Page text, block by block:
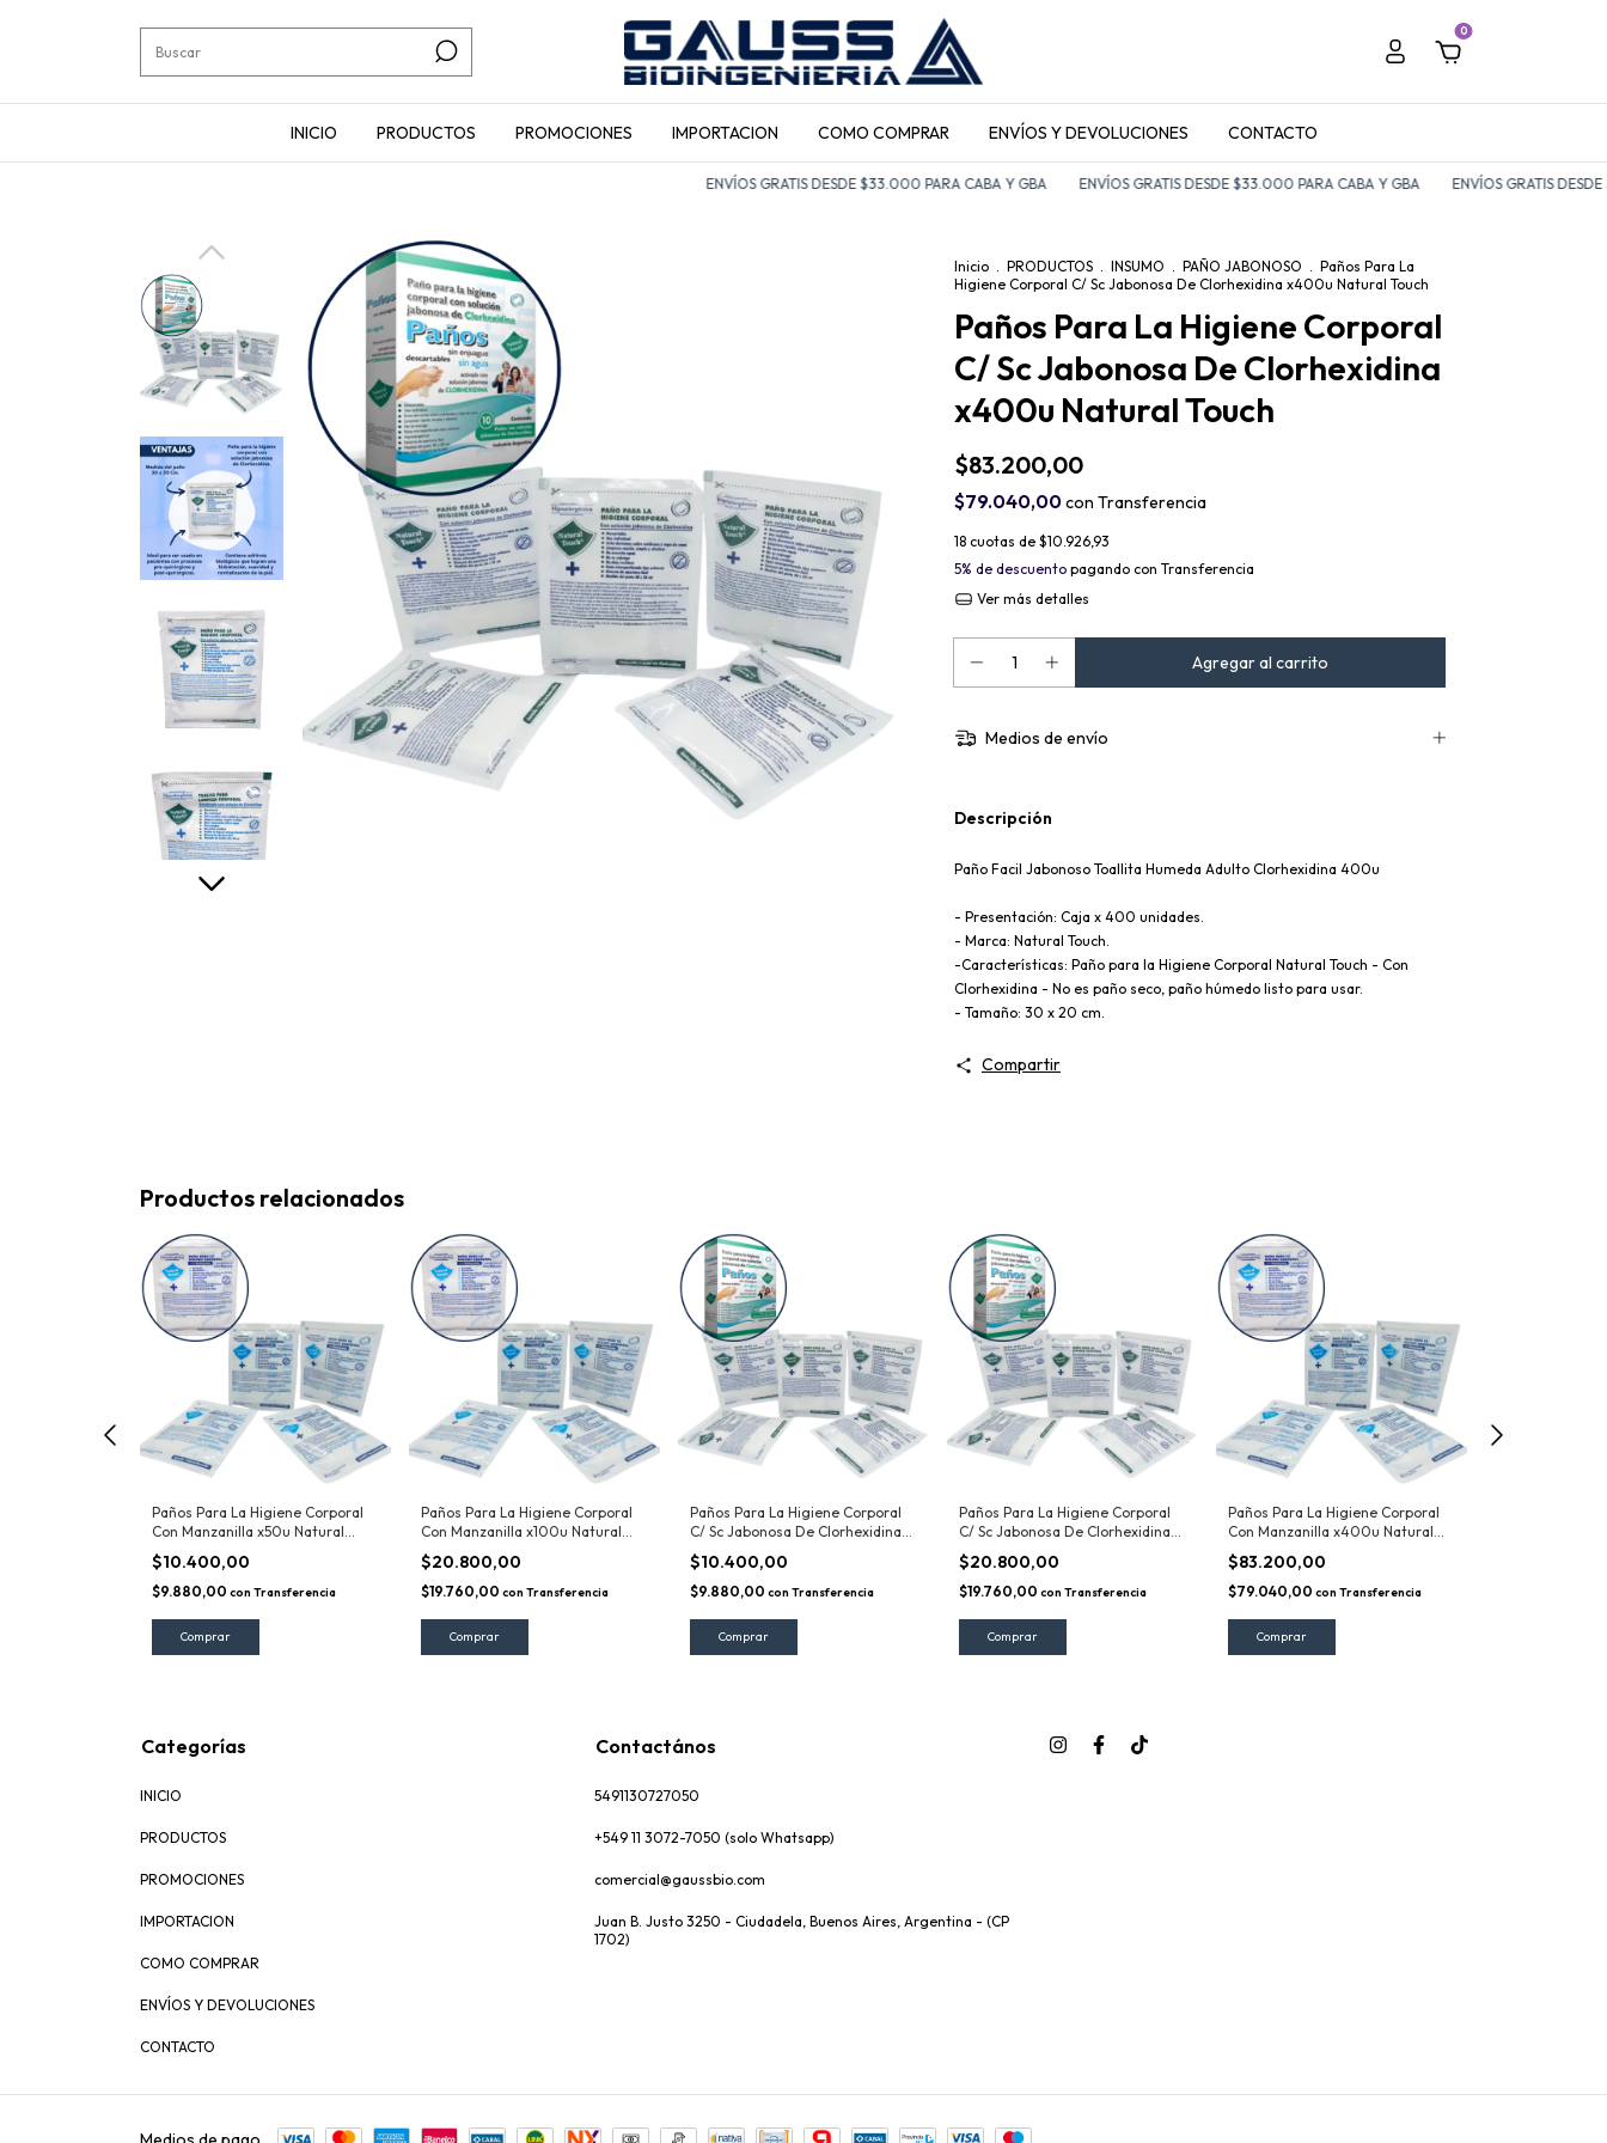
0
INICIO PRODUCTOS PROMOCIONES IMPORTACION COMO COMPRAR ENVÍOS Y DEVOLUCIONES CONTACTO
ENVÍOS GRATIS DESDE $33.000 PARA CABA Y GBA ENVÍOS GRATIS DESDE $33.000 PARA CABA Y GBA ENVÍOS GRATIS DESDE
Inicio . PRODUCTOS . INSUMO . PAÑO JABONOSO . Paños Para La
Higiene Corporal C/ Sc Jabonosa De Clorhexidina x400u Natural Touch
Paños Para La Higiene Corporal
C/ Sc Jabonosa De Clorhexidina
x400u Natural Touch
$83.200,00
$79.040,00con Transferencia
18 cuotas de $10.926,93
5% de descuento pagando con Transferencia
Ver más detalles
Medios de envío
Descripción
Paño Facil Jabonoso Toallita Humeda Adulto Clorhexidina 400u
- Presentación: Caja x 400 unidades.
- Marca: Natural Touch.
-Características: Paño para la Higiene Corporal Natural Touch - Con
Clorhexidina - No es paño seco, paño húmedo listo para usar.
- Tamaño: 30 x 20 cm.
Compartir
Productos relacionados
Paños Para La Higiene Corporal
Con Manzanilla x50u Natural
Touch
$10.400,00
$9.880,00 con Transferencia
Paños Para La Higiene Corporal
Con Manzanilla x100u Natural
Touch
$20.800,00
$19.760,00 con Transferencia
Paños Para La Higiene Corporal
C/ Sc Jabonosa De Clorhexidina
x50u Natural Touch
$10.400,00
$9.880,00 con Transferencia
Paños Para La Higiene Corporal
C/ Sc Jabonosa De Clorhexidina
x100u Natural Touch
$20.800,00
$19.760,00 con Transferencia
Paños Para La Higiene Corporal
Con Manzanilla x400u Natural
Touch
$83.200,00
$79.040,00 con Transferencia
Categorías
INICIO
PRODUCTOS
PROMOCIONES
IMPORTACION
COMO COMPRAR
ENVÍOS Y DEVOLUCIONES
CONTACTO
Contactános
5491130727050
+549 11 3072-7050 (solo Whatsapp)
comercial@gaussbio.com
Juan B. Justo 3250 - Ciudadela, Buenos Aires, Argentina - (CP
1702)